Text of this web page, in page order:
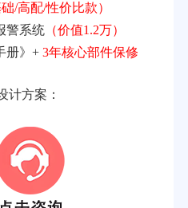
础/高配/性价比款）
警系统（价值1.2万）
册》+ 3年核心部件保修
计方案：